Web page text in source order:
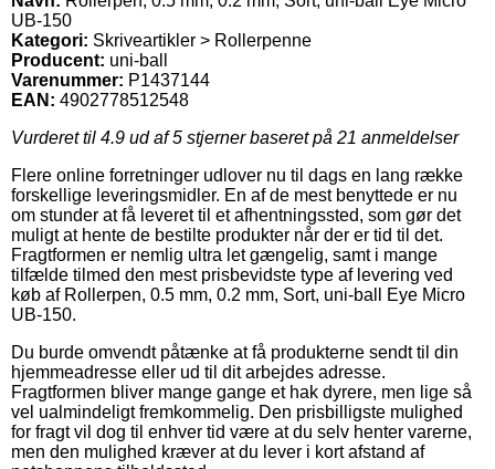
UB-150
Kategori: Skriveartikler > Rollerpenne
Producent: uni-ball
Varenummer: P1437144
EAN: 4902778512548
Vurderet til 4.9 ud af 5 stjerner baseret på 21 anmeldelser
Flere online forretninger udlover nu til dags en lang række
forskellige leveringsmidler. En af de mest benyttede er nu
om stunder at få leveret til et afhentningssted, som gør det
muligt at hente de bestilte produkter når der er tid til det.
Fragtformen er nemlig ultra let gængelig, samt i mange
tilfælde tilmed den mest prisbevidste type af levering ved
køb af Rollerpen, 0.5 mm, 0.2 mm, Sort, uni-ball Eye Micro
UB-150.
Du burde omvendt påtænke at få produkterne sendt til din
hjemmeadresse eller ud til dit arbejdes adresse.
Fragtformen bliver mange gange et hak dyrere, men lige så
vel ualmindeligt fremkommelig. Den prisbilligste mulighed
for fragt vil dog til enhver tid være at du selv henter varerne,
men den mulighed kræver at du lever i kort afstand af